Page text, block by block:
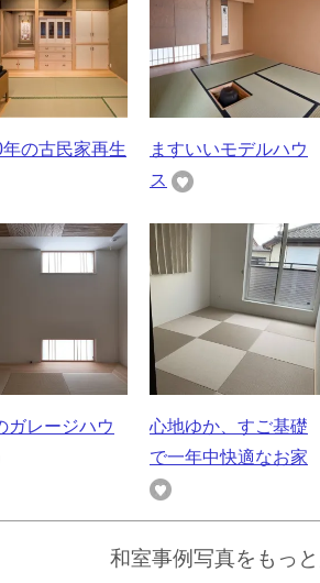
の古民家再生
ますいいモデルハウ
ス
ガレージハウ
心地ゆか、すご基礎
で一年中快適なお家
和室事例写真をもっ